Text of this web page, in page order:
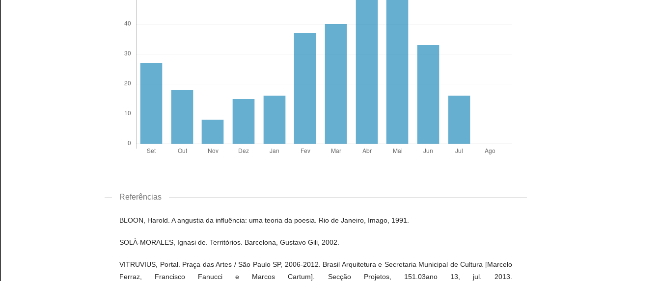
Referências
BLOON, Harold. A angustia da influência: uma teoria da poesia. Rio de Janeiro, Imago, 1991.
SOLÀ-MORALES, Ignasi de. Territórios. Barcelona, Gustavo Gili, 2002.
VITRUVIUS, Portal. Praça das Artes / São Paulo SP, 2006-2012. Brasil Arquitetura e Secretaria Municipal de Cultura [Marcelo
Ferraz, Francisco Fanucci e Marcos Cartum]. Secção Projetos, 151.03ano 13, jul. 2013.